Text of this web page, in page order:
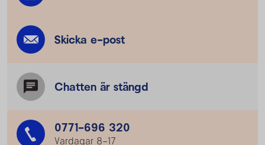
Skicka e-post
Chatten är stängd
0771-696 320
Vardagar 8–17